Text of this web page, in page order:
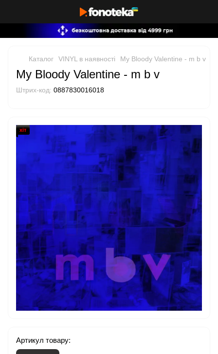
Каталог VINYL в наявності My Bloody Valentine - m b v
My Bloody Valentine - m b v
Штрих-код: 0887830016018
хіт
Артикул товару: